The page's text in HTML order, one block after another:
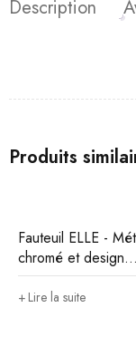
Description
Produits
Fauteuil ELLE -
chromé et design
contemporain
Lire la suite